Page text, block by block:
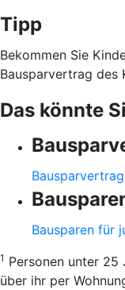
Tipp
Bekommen Sie
Bausparvertrag des
Das könnte
Bausparvertrag
Bausparen für
1 Personen unter 25
über ihr per